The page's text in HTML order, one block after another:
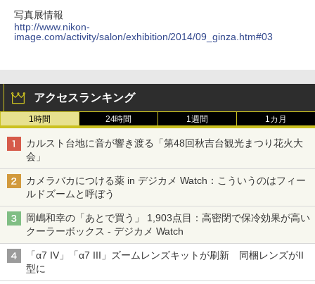
写真展情報
http://www.nikon-
image.com/activity/salon/exhibition/2014/09_ginza.htm#03
アクセスランキング
1時間 24時間 1週間 1カ月
カルスト台地に音が響き渡る「第48回秋吉台観光まつり花火大
会」
カメラバカにつける薬 in デジカメ Watch：こういうのはフィー
ルドズームと呼ぼう
岡嶋和幸の「あとで買う」 1,903点目：高密閉で保冷効果が高い
クーラーボックス - デジカメ Watch
「α7 IV」「α7 III」ズームレンズキットが刷新 同梱レンズがII
型に